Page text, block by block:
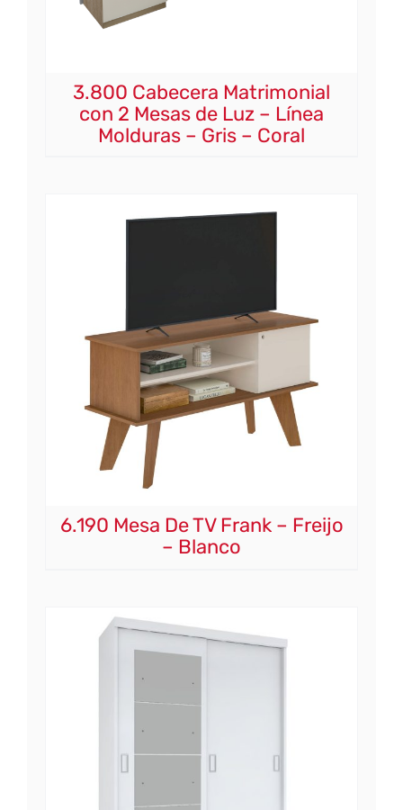
3.800 Cabecera Matrimonial
con 2 Mesas de Luz – Línea
Molduras – Gris – Coral
6.190 Mesa De TV Frank – Freijo
– Blanco